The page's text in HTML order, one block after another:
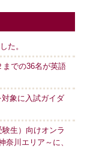
た。
までの36名が英語
対象に入試ガイダ
生）向けオンラ
奈川エリア～に、